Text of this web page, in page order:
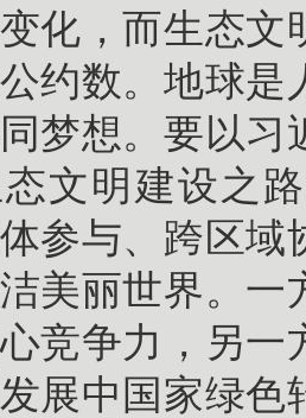
化，而生态文
约数。地球是
梦想。要以
文明建设之
参与、跨区
美丽世界。一
竞争力，另
展中国家绿色